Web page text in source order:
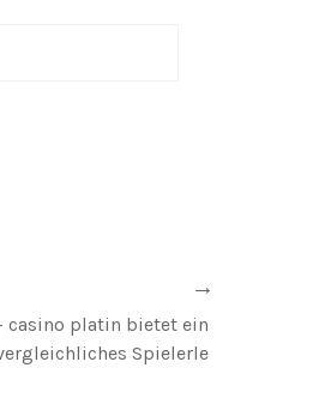
casino platin bietet ein
Spielerle